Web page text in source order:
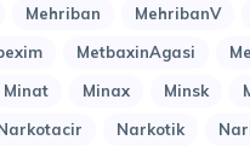
Mehriban MehribanV
MetbaxinAgasi
Minat Minax Minsk
Narkotik